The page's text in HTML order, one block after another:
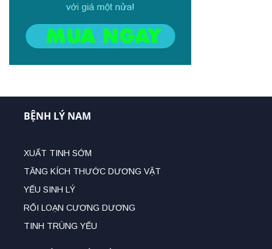
BỆNH LÝ NAM
XUẤT TINH SỚM
TĂNG KÍCH THƯỚC DƯƠNG VẬT
YẾU SINH LÝ
RỐI LOẠN CƯƠNG DƯƠNG
TINH TRÙNG YẾU